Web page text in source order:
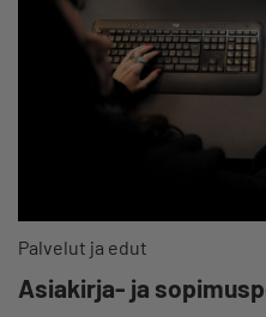
Palvelut ja edut
Asiakirja- ja